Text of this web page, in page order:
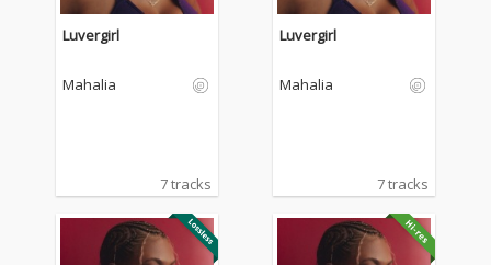
Luvergirl
Mahalia
7 tracks
Luvergirl
Mahalia
7 tracks